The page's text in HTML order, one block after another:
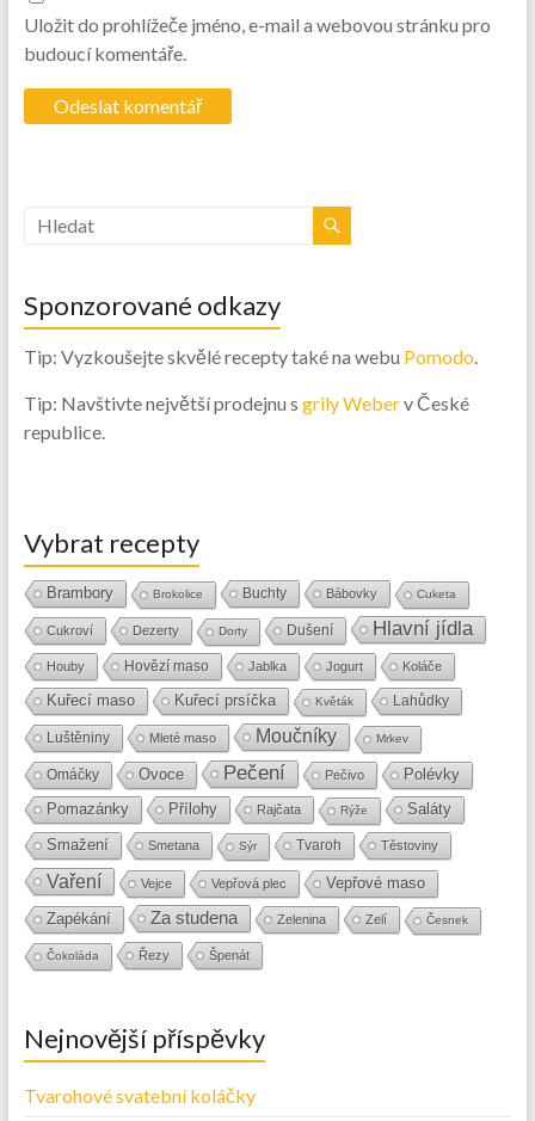
Uložit do prohlížeče jméno, e-mail a webovou stránku pro
budoucí komentáře.
Sponzorované odkazy
Tip: Vyzkoušejte skvělé recepty také na webu Pomodo.
Tip: Navštivte největší prodejnu s grily Weberv České
republice.
Vybrat recepty
Brambory Brokolice Buchty Bábovky Cuketa
Cukroví Dezerty Dorty Dušení Hlavní jídla
Houby Hovězí maso Jablka Jogurt Koláče
Kuřecí maso Kuřecí prsíčka Květák Lahůdky
Luštěniny Mleté maso Moučníky Mrkev
Omáčky Ovoce Pečení Pečivo Polévky
Pomazánky Přílohy Rajčata Rýže
Saláty
Smažení
Smetana Sýr Tvaroh Těstoviny
Vaření Vejce Vepřová plec
Vepřové maso
Zapékání
Za studena Zelenina Zelí Česnek
Čokoláda Řezy Špenát
Nejnovější příspěvky
Tvarohové svatební koláčky